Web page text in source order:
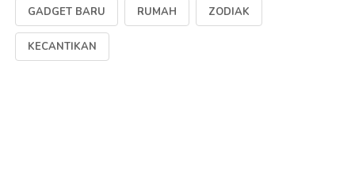
GADGET BARU RUMAH ZODIAK
KECANTIKAN